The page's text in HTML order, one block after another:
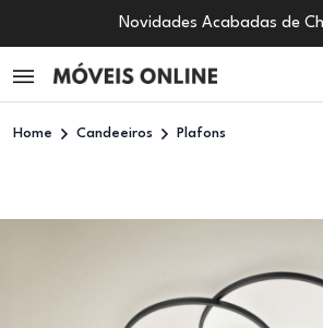
Novidades Acabadas de
Home Candeeiros Plafons